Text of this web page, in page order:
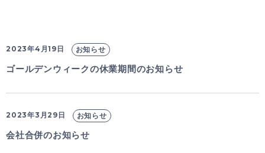
2023年4月19日 お知らせ
ゴールデンウィークの休業期間のお知らせ
2023年3月29日 お知らせ
会社合併のお知らせ